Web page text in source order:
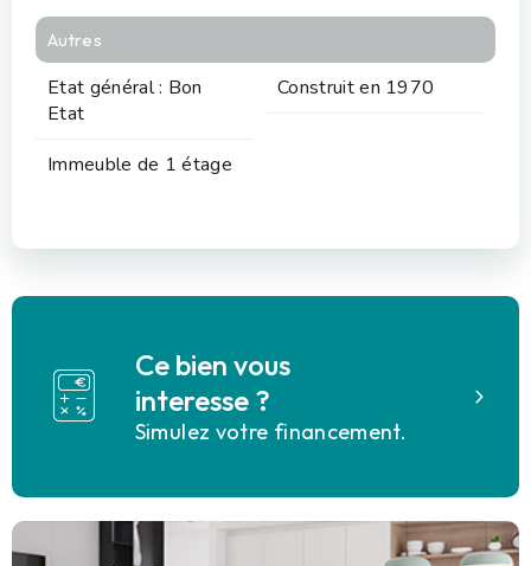
Autres
Etat général : Bon
Etat
Construit en 1970
Immeuble de 1 étage
Ce bien vous
interesse ?
Simulez votre financement.